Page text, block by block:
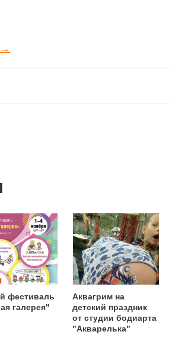
→
фестиваль
галерея"
Аквагрим на
детский праздник
от студии бодиарта
"Акварелька"